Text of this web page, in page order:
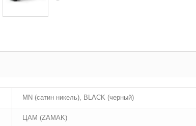
MN (сатин никель), BLACK (черный)
ЦАМ (ZAMAK)